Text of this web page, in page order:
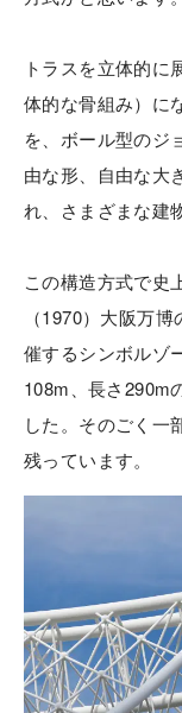
トラスを立体的に
体的な骨組み）に
を、ボール型のジ
由な形、自由な大
れ、さまざまな建
この構造方式で史
（1970）大阪万
催するシンボルゾ
108m、長さ290m
した。そのごく一
残っています。